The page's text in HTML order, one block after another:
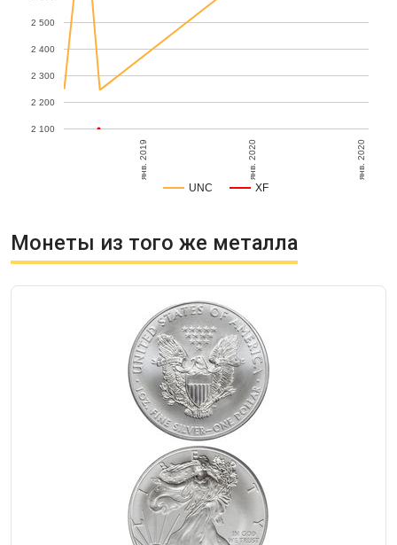
UNC XF
янв. 2019 янв. 2020 янв. 2020
2 100
2 200
2 300
2 400
2 500
Монеты из того же металла